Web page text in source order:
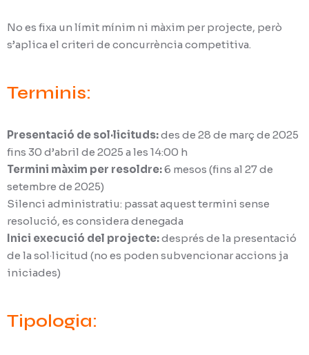
No es fixa un límit mínim ni màxim per projecte, però
s’aplica el criteri de concurrència competitiva.
Terminis:
Presentació de sol·licituds:des de 28 de març de 2025
fins 30 d’abril de 2025 a les 14:00 h
Termini màxim per resoldre:6 mesos (fins al 27 de
setembre de 2025)
Silenci administratiu: passat aquest termini sense
resolució, es considera denegada
Inici execució del projecte:després de la presentació
de la sol·licitud (no es poden subvencionar accions ja
iniciades)
Tipologia: